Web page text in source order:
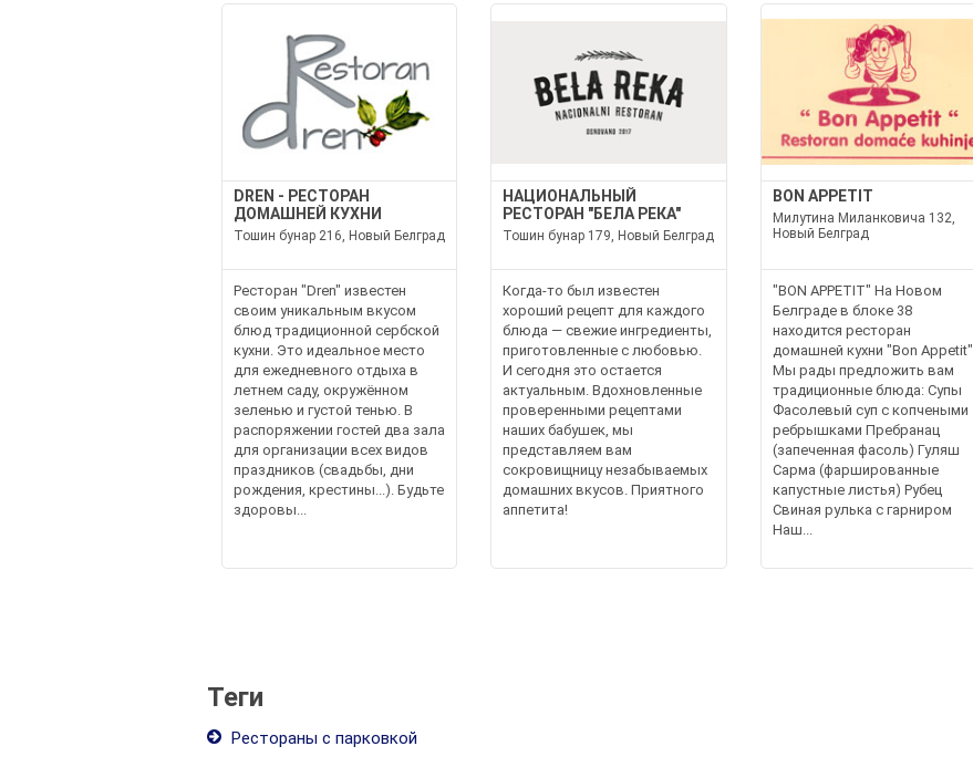
DREN - РЕСТОРАН
ДОМАШНЕЙ КУХНИ
Тошин бунар 216, Новый Белград
Ресторан "Dren" известен
своим уникальным вкусом
блюд традиционной сербской
кухни. Это идеальное место
для ежедневного отдыха в
летнем саду, окружённом
зеленью и густой тенью. В
распоряжении гостей два зала
для организации всех видов
праздников (свадьбы, дни
рождения, крестины...). Будьте
здоровы...
НАЦИОНАЛЬНЫЙ
РЕСТОРАН "БЕЛА РЕКА"
Тошин бунар 179, Новый Белград
Когда-то был известен
хороший рецепт для каждого
блюда — свежие ингредиенты,
приготовленные с любовью.
И сегодня это остается
актуальным. Вдохновленные
проверенными рецептами
наших бабушек, мы
представляем вам
сокровищницу незабываемых
домашних вкусов. Приятного
аппетита!
BON APPETIT
Милутина Миланковича 132,
Новый Белград
"BON APPETIT" На Новом
Белграде в блоке 38
находится ресторан
домашней кухни "Bon Appetit".
Мы рады предложить вам
традиционные блюда: Супы
Фасолевый суп с копчеными
ребрышками Пребранац
(запеченная фасоль) Гуляш
Сарма (фаршированные
капустные листья) Рубец
Свиная рулька с гарниром
Наш...
Теги
Рестораны с парковкой